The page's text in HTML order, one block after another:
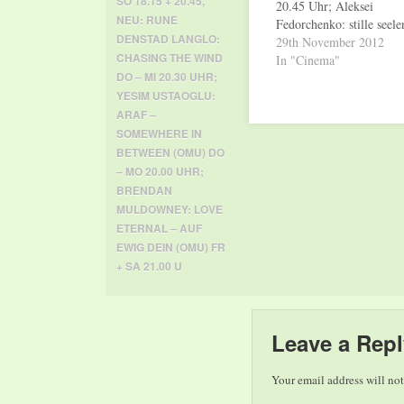
20.45 Uhr; Aleksei
Fedorchenko: stille
(OmU) Fr 19.00, So + Mo
21.00, Di + Mi 19.00 Uhr;
29th November 2012
In "Cinema"
NEU: RUNE
DENSTAD LANGLO:
CHASING THE WIND
DO – MI 20.30 UHR;
YESIM USTAOGLU:
ARAF –
SOMEWHERE IN
BETWEEN (OMU) DO
– MO 20.00 UHR;
BRENDAN
MULDOWNEY: LOVE
ETERNAL – AUF
EWIG DEIN (OMU) FR
+ SA 21.00 U
Leave a
Your email address will